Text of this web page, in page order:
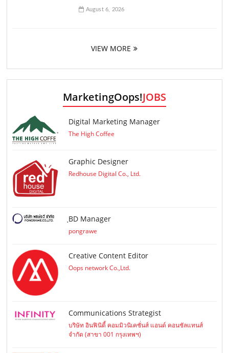
August 6, 2026
VIEW MORE
MarketingOops!JOBS
Digital Marketing Manager
The High Coffee
Graphic Designer
Redhouse Digital Co., Ltd.
ฺBD Manager
pongrawe
Creative Content Editor
Oops network Co.,Ltd.
Communications Strategist
บริษัท อินฟินิตี้ คอมมิวนิเคชั่นส์ แอนด์ คอนซัลแทนส์
จำกัด (สาขา 001 กรุงเทพฯ)